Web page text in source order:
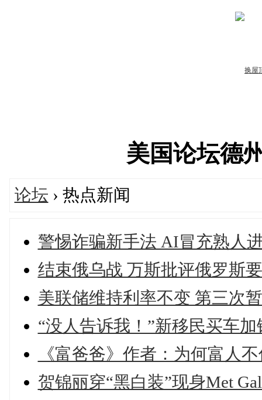
美国论坛德
论坛 › 热点新闻
警惕诈骗新手法 AI冒充熟人
结束俄乌战 万斯批评俄罗斯
美联储维持利率不变 第三次
“没人告诉我！”新移民买车
《富爸爸》作者：为何富人
贺锦丽穿“黑白装”现身Met